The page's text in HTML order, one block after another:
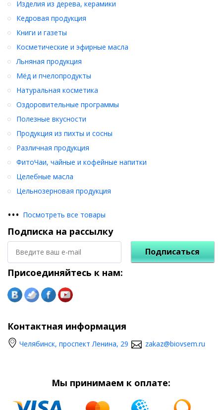
Купитьпрямо сейчас Талкан ячменный, мелкий
доставкой по всей России !
Изделия из дерева, керамики
Кедровая продукция
Книги и газеты
Косметические и эфирные масла
Льняная продукция
Мёд и пчелопродукты
Натуральная косметика
Оздоровительные программы
Полезные вкусности
Продукция из пихты и сосны
Различная продукция
ФитоЧаи, чайные и кофейные напитки
Целебные масла
Цельнозерновая продукция
••• Посмотреть все товары
Подписка на рассылку
Подписаться
Присоединяйтесь к нам:
Контактная информация
Челябинск, проспект Ленина, 29 zakaz@biovsem.ru
Мы принимаем к оплате: